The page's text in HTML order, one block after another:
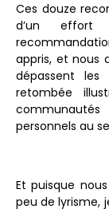
Ces douze
d’un effort
appris, et nous
dépassent
retombée
personnels au
Et puisque
peu de lyrisme,